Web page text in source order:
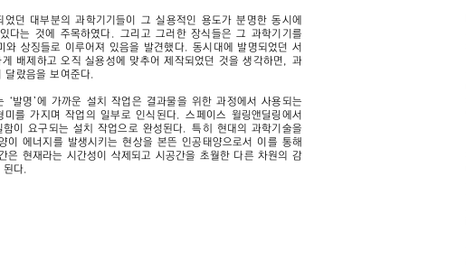
던 대부분의 과학기기들이 그 실용적인 용도가 분명한 동시에
다는 것에 주목하였다. 그리고 그러한 장식들은 그 과학기기를
와 상징들로 이루어져 있음을 발견했다. 동시대에 발명되었던 서
배제하고 오직 실용성에 맞추어 제작되었던 것을 생각하면, 과
달랐음을 보여준다.
‘발명’에 가까운 설치 작업은 결과물을 위한 과정에서 사용되는
를 가지며 작업의 일부로 인식된다. 스페이스 윌링앤딜링에서
이 요구되는 설치 작업으로 완성된다. 특히 현대의 과학기술을
이 에너지를 발생시키는 현상을 본뜬 인공태양으로서 이를 통해
은 현재라는 시간성이 삭제되고 시공간을 초월한 다른 차원의 감
된다.